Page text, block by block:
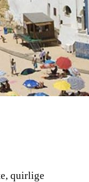
quirlige